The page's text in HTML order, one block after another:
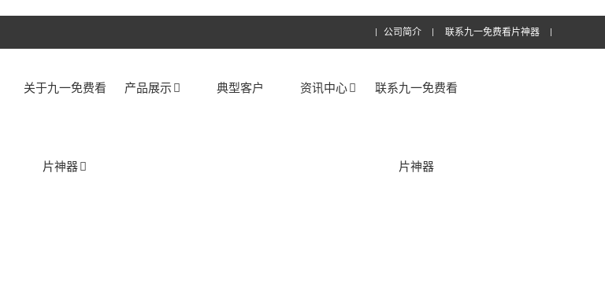
公司简介 联系九一免费看片神器
关于九一免费看
片神器
产品展示 典型客户 资讯中心 联系九一免费看
片神器